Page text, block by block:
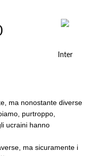
Inter
ma nonostante diverse
purtroppo,
ucraini hanno
ma sicuramente i